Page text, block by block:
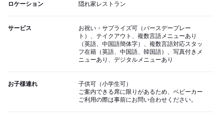
ロケーション 隠れ家レストラン
サービス
お祝い・サプライズ可（バースデープレー
ト）、テイクアウト、複数言語メニューあり
（英語、中国語簡体字）、複数言語対応スタッ
フ在籍（英語、中国語、韓国語）、写真付きメ
ニューあり、デジタルメニューあり
お子様連れ
子供可（小学生可）
ご案内できる席に限りがあるため、ベビーカー
ご利用の際は事前にお問い合わせください。